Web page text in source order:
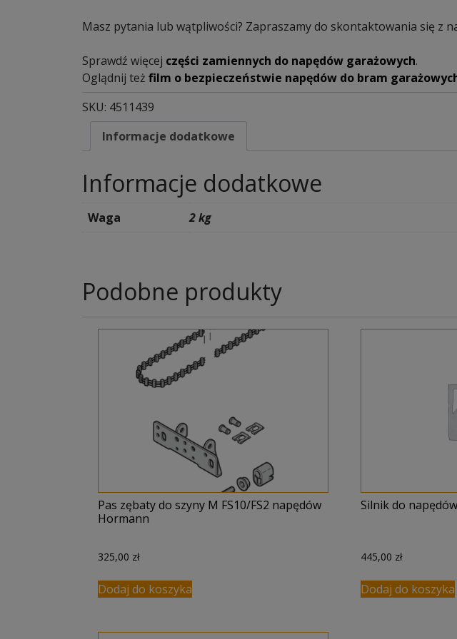
Masz pytania lub wątpliwości? Zapraszamy do skontaktowania się z
Sprawdź więcej części zamiennych do napędów garażowych.
Oglądnij też film o bezpieczeństwie napędów do bram
SKU: 4511439
Informacje dodatkowe
Informacje dodatkowe
Waga 2 kg
Podobne produkty
Pas zębaty do szyny M FS10/FS2 napędów
Hormann
325,00 zł
Dodaj do koszyka
Silnik do
445,00 zł
Dodaj do koszyka